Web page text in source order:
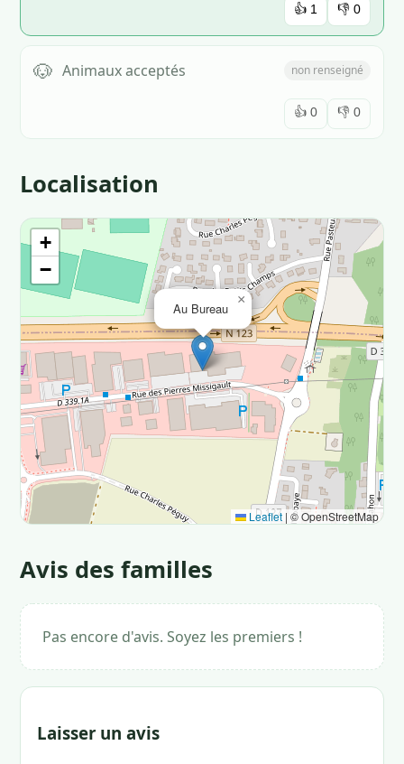
👍 1 👎 0
🐶 Animaux acceptés non renseigné
👍 0 👎 0
Localisation
Au Bureau
×
+
−
Leaflet | © OpenStreetMap
Avis des familles
Pas encore d'avis. Soyez les premiers !
Laisser un avis